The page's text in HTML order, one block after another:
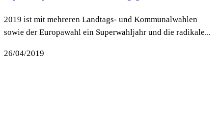
2019 ist mit mehreren Landtags- und Kommunalwahlen
sowie der Europawahl ein Superwahljahr und die radikale...
26/04/2019